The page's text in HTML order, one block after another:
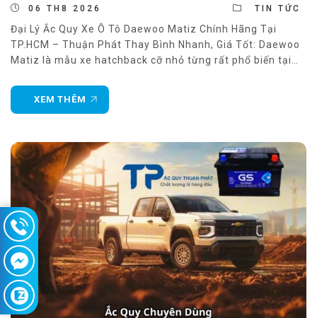
06 TH8 2026 TIN TỨC
Đại Lý Ắc Quy Xe Ô Tô Daewoo Matiz Chính Hãng Tại
TP.HCM – Thuận Phát Thay Bình Nhanh, Giá Tốt: Daewoo
Matiz là mẫu xe hatchback cỡ nhỏ từng rất phổ biến tại
phí sử dụng thấp. Dù đã ra mắt
XEM THÊM